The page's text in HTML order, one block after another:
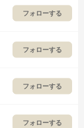
フォローする
フォローする
フォローする
フォローする